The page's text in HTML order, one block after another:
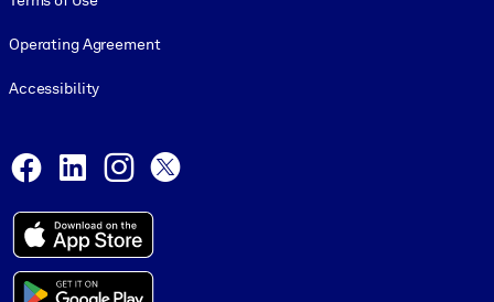
Operating Agreement
Accessibility
Facebook
LinkedInInstagram